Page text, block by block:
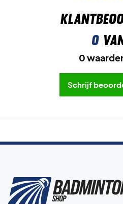
0
0
Schrijf